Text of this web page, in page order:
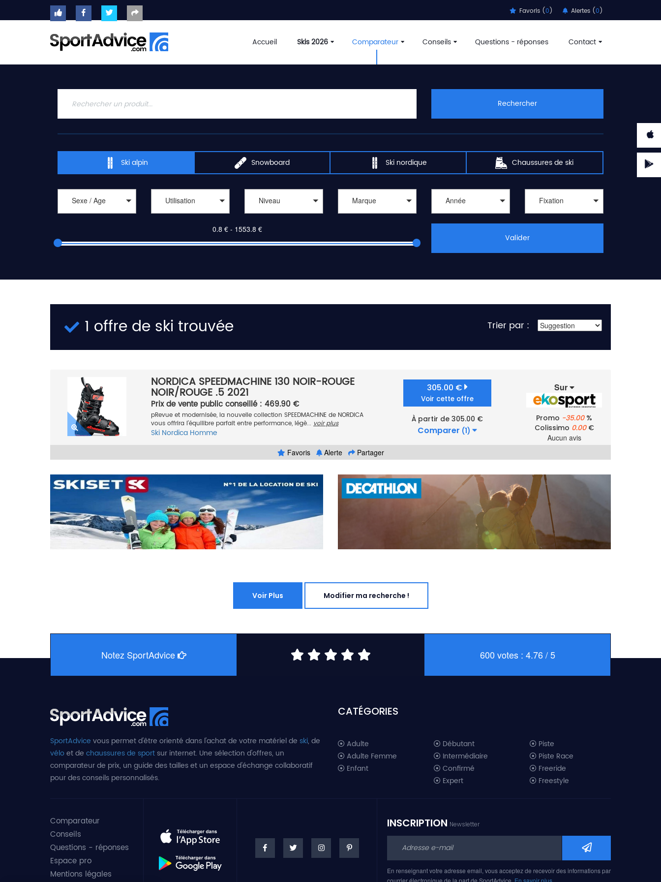
Favoris (0) Alertes (0)
Accueil Skis 2026 Comparateur Conseils Questions - réponses Contact
ACCUEIL
2020
CONSEILS
QUESTIONS
Rechercher
Ski alpin Snowboard Ski nordique Chaussures de ski
Sexe / Age Utilisation Niveau Marque Année Fixation
Valider
1 offre de ski trouvée Trier par :
NORDICA SPEEDMACHINE 130 NOIR-ROUGE
NOIR/ROUGE .5 2021
Prix de vente public conseillé : 469.90 €
pRevue et modernisée, la nouvelle collection SPEEDMACHINE de NORDICA
vous offrira l’équilibre parfait entre performance, légè... voir plus
Ski Nordica Homme
305.00 €
Voir cette offre
À partir de 305.00 €
Comparer (1)
Sur
Promo -35.00%
Colissimo 0.00€
Aucun avis
Favoris
Alerte Partager
Voir Plus Modifier ma recherche !
Notez SportAdvice 600 votes : 4.76 / 5
SportAdvice vous permet d'être orienté dans l'achat de votre matériel de ski, de
véloet de chaussures de sportsur internet. Une sélection d'offres, un
comparateur de prix, un guide des tailles et un espace d'échange collaboratif
pour des conseils personnalisés.
CATÉGORIES
Adulte
Adulte Femme
Enfant
Débutant
Intermédiaire
Confirmé
Expert
Piste
Piste Race
Freeride
Freestyle
Ski freeride 2019
Ski freestyle 2019
Ski AM 2019
Comparateur
Conseils
Questions - réponses
Espace pro
Mentions légales
INSCRIPTION Newsletter
En renseignant votre adresse email, vous acceptez de recevoir des informations par
courrier électronique de la part de SportAdvice. En savoir plus…